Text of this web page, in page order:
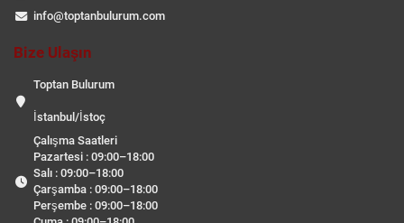
info@toptanbulurum.com
Bize Ulaşın
Toptan Bulurum
İstanbul/İstoç
Çalışma Saatleri
Pazartesi : 09:00–18:00
Salı : 09:00–18:00
Çarşamba : 09:00–18:00
Perşembe : 09:00–18:00